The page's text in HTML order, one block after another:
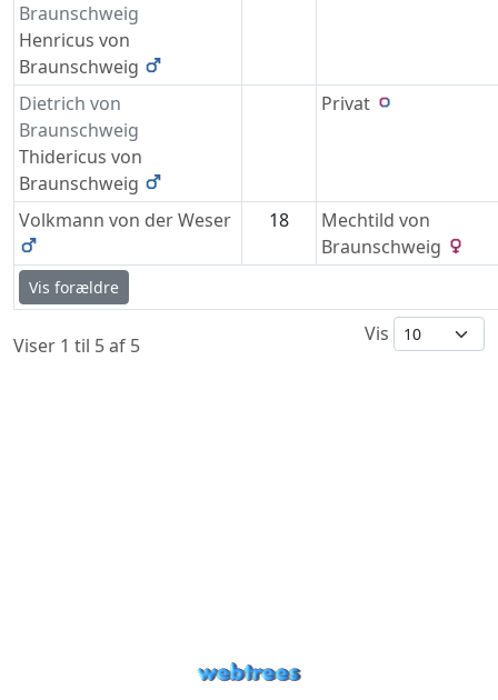
Braunschweig
Henricus von
Braunschweig
Dietrich von
Braunschweig
Thidericus von
Braunschweig
Privat
Volkmann von derWeser 18
Mechtild von
Braunschweig
Vis forældre
Viser 1 til 5 af 5 Vis